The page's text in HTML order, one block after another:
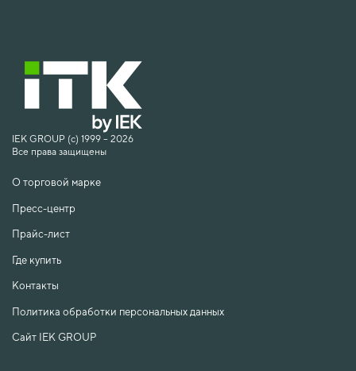
IEK GROUP (c) 1999 – 2026
Все права защищены
О торговой марке
Пресс-центр
Прайс-лист
Где купить
Контакты
Политика обработки персональных данных
Сайт IEK GROUP